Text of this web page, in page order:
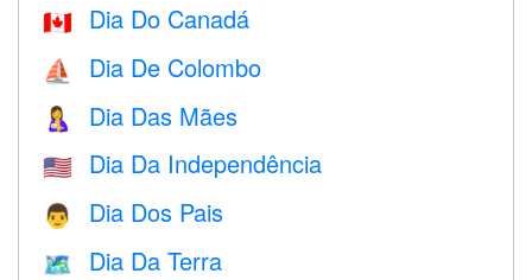
🇨🇦 Dia Do Canadá
⛵️ Dia De Colombo
🤱 Dia Das Mães
🇺🇸 Dia Da Independência
👨 Dia Dos Pais
🗺️ Dia Da Terra